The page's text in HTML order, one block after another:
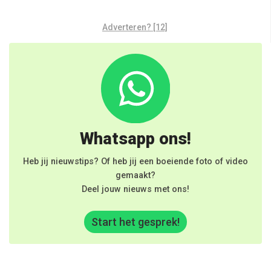
Adverteren? [12]
Whatsapp ons!
Heb jij nieuwstips? Of heb jij een boeiende foto of video
gemaakt?
Deel jouw nieuws met ons!
Start het gesprek!